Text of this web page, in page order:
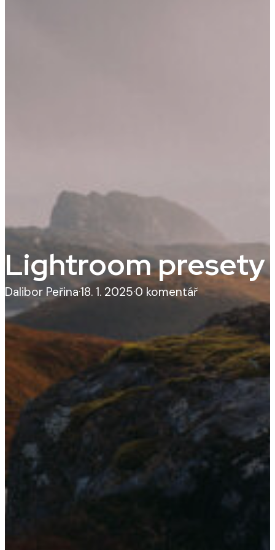
Lightroom presety
Dalibor Peřina·18. 1. 2025·0 komentář